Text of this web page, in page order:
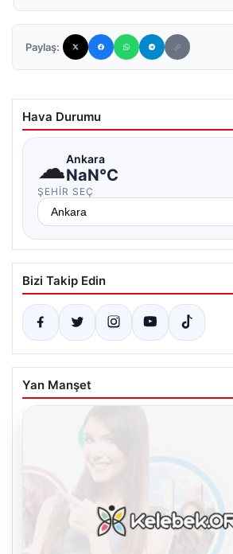
Paylaş:
Hava Durumu
☁Ankara
NaN°C
ŞEHIR SEÇ
Bizi Takip Edin
Yan Manşet